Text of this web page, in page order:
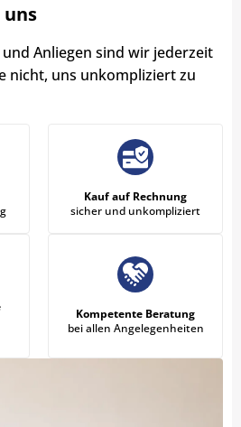
Anliegen sind wir jederzeit
nicht, uns unkompliziert zu
Kauf auf Rechnung
sicher und unkompliziert
Kompetente Beratung
bei allen Angelegenheiten